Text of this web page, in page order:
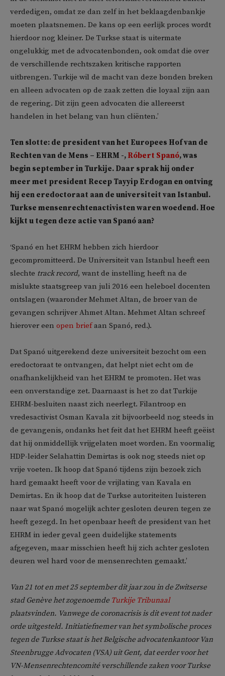
verdedigen, omdat ze dan zelf in het beklaagdenbankje
moeten plaatsnemen. De kans op een eerlijk proces wordt
hierdoor nog kleiner. De Turkse staat is uitermate
ongelukkig met de advocatenbonden, ook omdat die over
de verschillende rechtszaken kritische rapporten
uitbrengen. Turkije wil de macht van deze bonden breken
en alleen advocaten op de zaak zetten die loyaal zijn aan
de regering. Dit zijn geen advocaten die allereerst
handelen in het belang van hun cliënten.’
Ten slotte: de president van het Europees Hof van de
Rechten van de Mens – EHRM -, Róbert Spanó, was
begin september in Turkije. Daar sprak hij onder
meer met president Recep Tayyip Erdogan en ontving
hij een eredoctoraat aan de universiteit van Istanbul.
Turkse mensenrechtenactivisten waren woedend. Hoe
kijkt u tegen deze actie van Spanó aan?
‘Spanó en het EHRM hebben zich hierdoor
gecompromitteerd. De Universiteit van Istanbul heeft een
slechte track record, want de instelling heeft na de
mislukte staatsgreep van juli 2016 een heleboel docenten
ontslagen (waaronder Mehmet Altan, de broer van de
gevangen schrijver Ahmet Altan. Mehmet Altan schreef
hierover een open briefaan Spanó, red.).
Dat Spanó uitgerekend deze universiteit bezocht om een
eredoctoraat te ontvangen, dat helpt niet echt om de
onafhankelijkheid van het EHRM te promoten. Het was
een onverstandige zet. Daarnaast is het zo dat Turkije
EHRM-besluiten naast zich neerlegt. Filantroop en
vredesactivist Osman Kavala zit bijvoorbeeld nog steeds in
de gevangenis, ondanks het feit dat het EHRM heeft geëist
dat hij onmiddellijk vrijgelaten moet worden. En voormalig
HDP-leider Selahattin Demirtas is ook nog steeds niet op
vrije voeten. Ik hoop dat Spanó tijdens zijn bezoek zich
hard gemaakt heeft voor de vrijlating van Kavala en
Demirtas. En ik hoop dat de Turkse autoriteiten luisteren
naar wat Spanó mogelijk achter gesloten deuren tegen ze
heeft gezegd. In het openbaar heeft de president van het
EHRM in ieder geval geen duidelijke statements
afgegeven, maar misschien heeft hij zich achter gesloten
deuren wel hard voor de mensenrechten gemaakt.’
Van 21 tot en met 25 september dit jaar zou in de Zwitserse
stad Genève het zogenoemde Turkije Tribunaal
plaatsvinden. Vanwege de coronacrisis is dit event tot nader
orde uitgesteld. Initiatiefnemer van het symbolische proces
tegen de Turkse staat is het Belgische advocatenkantoor Van
Steenbrugge Advocaten (VSA) uit Gent, dat eerder voor het
VN-Mensenrechtencomité verschillende zaken voor Turkse